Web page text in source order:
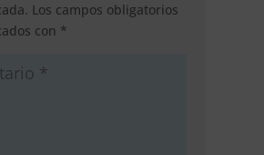
Los campos obligatorios
con *